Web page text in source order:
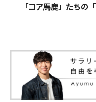
「コア馬鹿」たちの